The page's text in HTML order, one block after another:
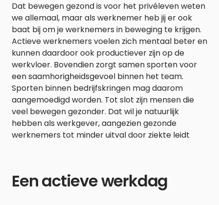
Dat bewegen gezond is voor het privéleven weten
we allemaal, maar als werknemer heb jij er ook
baat bij om je werknemers in beweging te krijgen.
Actieve werknemers voelen zich mentaal beter en
kunnen daardoor ook productiever zijn op de
werkvloer. Bovendien zorgt samen sporten voor
een saamhorigheidsgevoel binnen het team.
Sporten binnen bedrijfskringen mag daarom
aangemoedigd worden. Tot slot zijn mensen die
veel bewegen gezonder. Dat wil je natuurlijk
hebben als werkgever, aangezien gezonde
werknemers tot minder uitval door ziekte leidt
Een actieve werkdag